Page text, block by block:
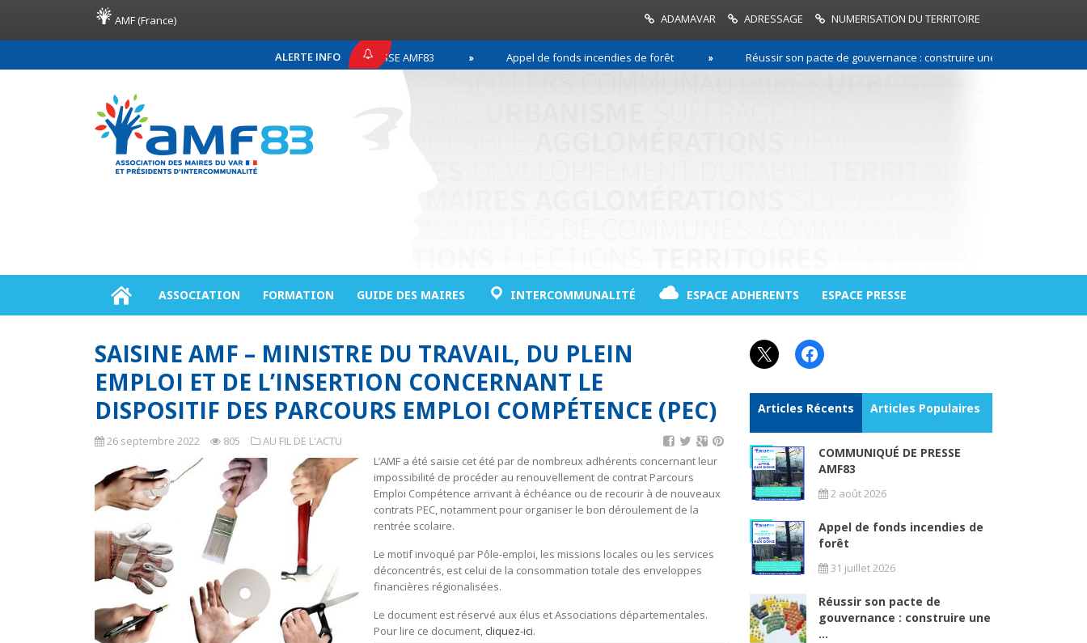
AMF (France) ADAMAVAR ADRESSAGE NUMERISATION DU TERRITOIRE
ALERTE INFO
COMMUNIQUÉ DE PRESSE AMF83 Appel de fonds incendies de forêt Réussir son pacte de gouvernance : construire une relation de
ASSOCIATION FORMATION GUIDE DES MAIRES INTERCOMMUNALITÉ ESPACE ADHERENTS ESPACE PRESSE
SAISINE AMF – MINISTRE DU TRAVAIL, DU PLEIN
EMPLOI ET DE L’INSERTION CONCERNANT LE
DISPOSITIF DES PARCOURS EMPLOI COMPÉTENCE (PEC)
26 septembre 2022 805
AU FIL DE L'ACTU
L’AMF a été saisie cet été par de nombreux adhérents concernant leur
impossibilité de procéder au renouvellement de contrat Parcours
Emploi Compétence arrivant à échéance ou de recourir à de nouveaux
contrats PEC, notamment pour organiser le bon déroulement de la
rentrée scolaire.
Le motif invoqué par Pôle-emploi, les missions locales ou les services
déconcentrés, est celui de la consommation totale des enveloppes
financières régionalisées.
Le document est réservé aux élus et Associations départementales.
Pour lire ce document, cliquez-ici.
X Facebook
Articles Récents Articles Populaires
COMMUNIQUÉ DE PRESSE
AMF83
2 août 2026
Appel de fonds incendies de
forêt
31 juillet 2026
Réussir son pacte de
gouvernance : construire une
...